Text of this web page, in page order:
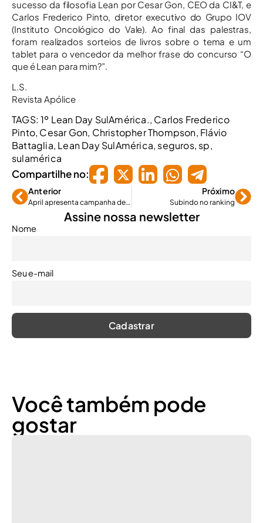
sucesso da filosofia Lean por Cesar Gon, CEO da CI&T, e
Carlos Frederico Pinto, diretor executivo do Grupo IOV
(Instituto Oncológico do Vale). Ao final das palestras,
foram realizados sorteios de livros sobre o tema e um
tablet para o vencedor da melhor frase do concurso “O
que é Lean para mim?”.
L.S.
Revista Apólice
TAGS: 1º Lean Day SulAmérica., Carlos Frederico
Pinto, Cesar Gon, Christopher Thompson, Flávio
Battaglia, Lean Day SulAmérica, seguros, sp,
sulamérica
Compartilhe no:
Anterior
April apresenta campanha de incentivo para corretores e agentes de viagens
Próximo
Subindo no ranking
Assine nossa newsletter
Nome
Seu e-mail
Você também pode
gostar